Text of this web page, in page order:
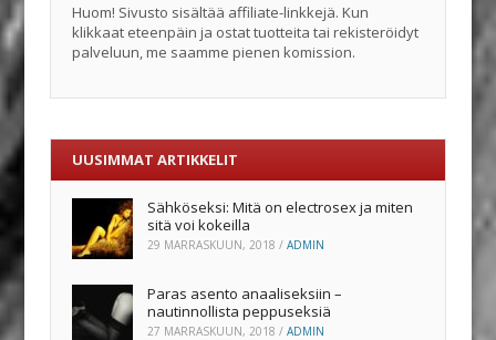
Huom! Sivusto sisältää affiliate-linkkejä. Kun
klikkaat eteenpäin ja ostat tuotteita tai rekisteröidyt
palveluun, me saamme pienen komission.
UUSIMMAT ARTIKKELIT
Sähköseksi: Mitä on electrosex ja miten
sitä voi kokeilla
29 MARRASKUUN, 2018 /ADMIN
Paras asento anaaliseksiin –
nautinnollista peppuseksiä
27 MARRASKUUN, 2018 /ADMIN